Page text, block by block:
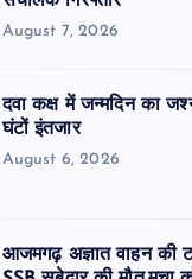
August 7, 2026
दवा कक्ष में जन्मदिन का
घंटों इंतजार
August 6, 2026
आजमगढ़ अज्ञात वाहन की